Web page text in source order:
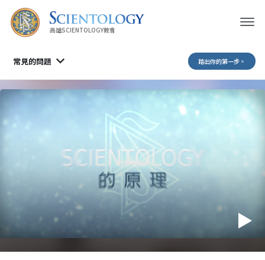
高雄SCIENTOLOGY教會
常見的問題 踏出你的第一步。